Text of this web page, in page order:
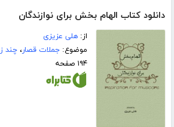
دانلود کتاب الهام بخش برای نوازندگان
از:هلی عزیزی
موضوع:جملات قصار،چند
۱۹۴ صفحه